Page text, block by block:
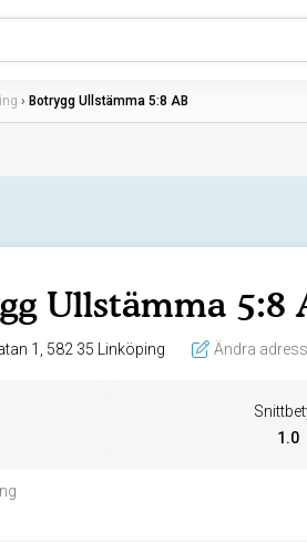
› Botrygg Ullstämma 5:8 AB
Ullstämma 5:8
Junkersgatan 1, 582 35 Linköping Ändra adress
1.0